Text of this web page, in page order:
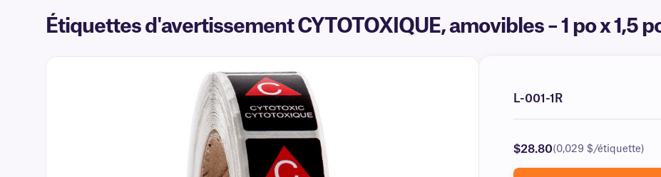
Étiquettes d'avertissement CYTOTOXIQUE, amovibles – 1 po x 1,5
L-001-1R
$28.80(0,029 $/étiquette)